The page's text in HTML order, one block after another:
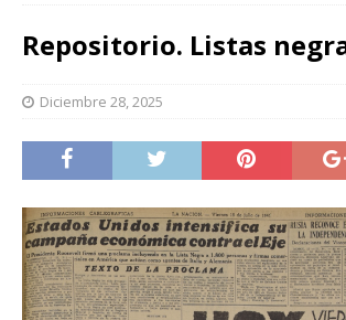
Repositorio. Listas
Diciembre 28, 2025